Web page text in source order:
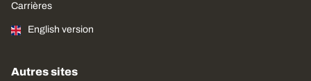
Carrières
English version
Autres sites